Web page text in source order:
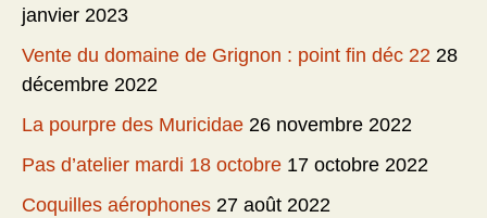
janvier 2023
Vente du domaine de Grignon : point fin déc 22 28
décembre 2022
La pourpre des Muricidae 26 novembre 2022
Pas d’atelier mardi 18 octobre 17 octobre 2022
Coquilles aérophones 27 août 2022